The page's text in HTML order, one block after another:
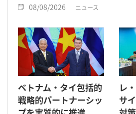
08/08/2026 ニュース
ベトナム・タイ包括的
戦略的パートナーシッ
レ
サ